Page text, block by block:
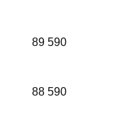
89 590
88 590